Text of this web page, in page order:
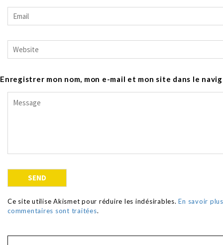
Enregistrer mon nom, mon e-mail et mon site dans le
Ce site utilise Akismet pour réduire les indésirables.En savoir
commentaires sont traitées.